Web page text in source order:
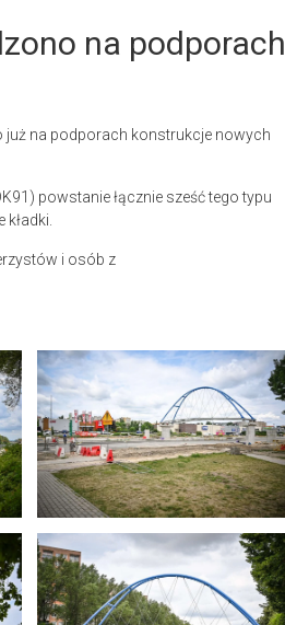
na podporach
już na podporach konstrukcje nowych
powstanie łącznie sześć tego typu
i osób z